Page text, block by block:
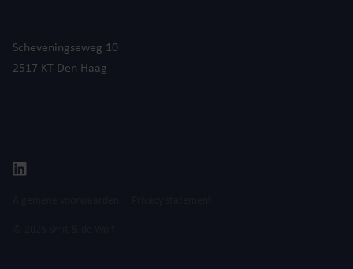
Scheveningseweg 10
2517 KT Den Haag